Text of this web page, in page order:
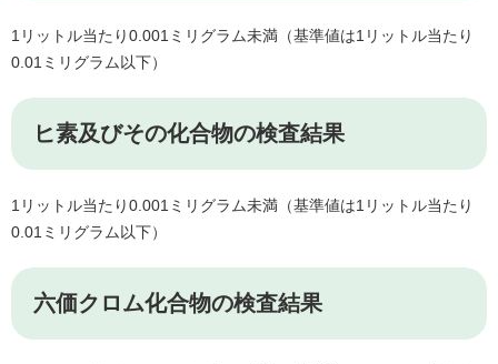
1リットル当たり0.001ミリグラム未満（基準値は1リットル当たり
0.01ミリグラム以下）
ヒ素及びその化合物の検査結果
1リットル当たり0.001ミリグラム未満（基準値は1リットル当たり
0.01ミリグラム以下）
六価クロム化合物の検査結果